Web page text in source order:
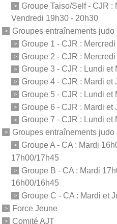
Groupe Taiso/Self - CJR :
Vendredi 19h30 - 20h30
Groupes entraînements
Groupe 1 - CJR :
Groupe 2 - CJR :
Groupe 3 - CJR : Lundi et
Groupe 4 - CJR : Mardi et
Groupe 5 - CJR : Lundi et
Groupe 6 - CJR : Mardi et
Groupe 7 - CJR : Lundi et
Groupes entraînements judo
Groupe A - CA : Mardi
17h00/17h45
Groupe B - CA : Mardi
16h00/16h45
Groupe C - CA : Mardi et
Force Jeune
Comité AJT